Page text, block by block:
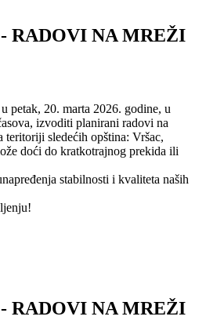
RADOVI NA MREŽI
petak, 20. marta 2026. godine, u
izvoditi planirani radovi na
teritoriji sledećih opština: Vršac,
doći do kratkotrajnog prekida ili
stabilnosti i kvaliteta naših
RADOVI NA MREŽI